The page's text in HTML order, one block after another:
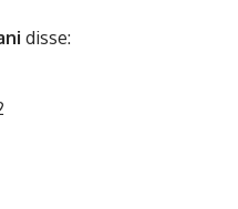
disse: